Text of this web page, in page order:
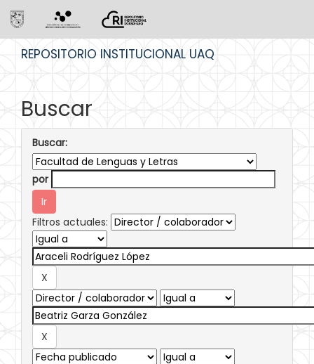
REPOSITORIO INSTITUCIONAL UAQ
Buscar
Buscar:
por
Filtros actuales: